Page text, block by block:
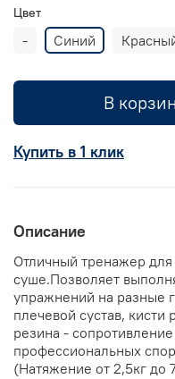
Цвет
- Синий
В
Купить в 1 клик
Описание
Отличный тренажер для
суше.Позволяет
упражнений на разные
плечевой сустав,
резина -
профессиональных
(Натяжение от 2,5кг до